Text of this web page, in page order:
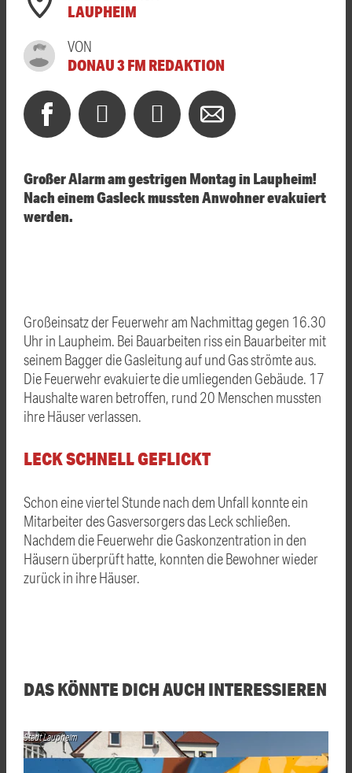
LAUPHEIM
VON
DONAU 3 FM REDAKTION
Großer Alarm am gestrigen Montag in Laupheim!
Nach einem Gasleck mussten Anwohner evakuiert
werden.
Großeinsatz der Feuerwehr am Nachmittag gegen 16.30
Uhr in Laupheim. Bei Bauarbeiten riss ein Bauarbeiter mit
seinem Bagger die Gasleitung auf und Gas strömte aus.
Die Feuerwehr evakuierte die umliegenden Gebäude. 17
Haushalte waren betroffen, rund 20 Menschen mussten
ihre Häuser verlassen.
LECK SCHNELL GEFLICKT
Schon eine viertel Stunde nach dem Unfall konnte ein
Mitarbeiter des Gasversorgers das Leck schließen.
Nachdem die Feuerwehr die Gaskonzentration in den
Häusern überprüft hatte, konnten die Bewohner wieder
zurück in ihre Häuser.
DAS KÖNNTE DICH AUCH INTERESSIEREN
Stadt Laupheim